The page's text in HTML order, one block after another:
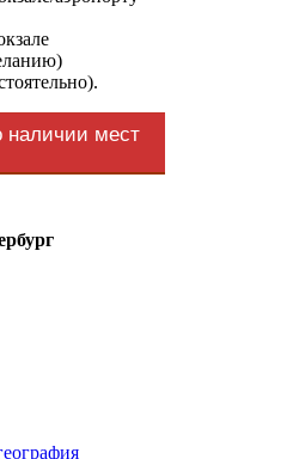
наличии мест